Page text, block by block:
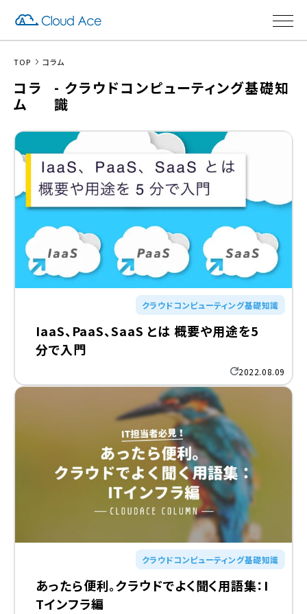
TOP コラム
コラ
ム
- クラウドコンピューティング基礎知
識
クラウドコンピューティング基礎知識
IaaS、PaaS、SaaS とは 概要や用途を5
分で入門
2022.08.09
クラウドコンピューティング基礎知識
あったら便利。クラウドでよく聞く用語集：I
Tインフラ編